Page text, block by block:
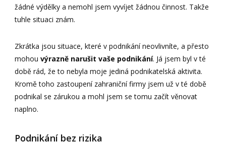
žádné výdělky a nemohl jsem vyvíjet žádnou činnost. Takže
tuhle situaci znám.
Zkrátka jsou situace, které v podnikání neovlivníte, a přesto
mohouvýrazně narušit vaše podnikání. Já jsem byl v té
době rád, že to nebyla moje jediná podnikatelská aktivita.
Kromě toho zastoupení zahraniční firmy jsem už v té době
podnikal se zárukou a mohl jsem se tomu začít věnovat
naplno.
Podnikání bez rizika